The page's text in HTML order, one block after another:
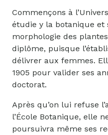
Commençons à
étudie y la botanique et
morphologie des
diplôme, puisque
délivrer aux femmes.
1905 pour valider ses
doctorat.
Après qu’on lui refuse
l’École Botanique, elle
poursuivra même ses